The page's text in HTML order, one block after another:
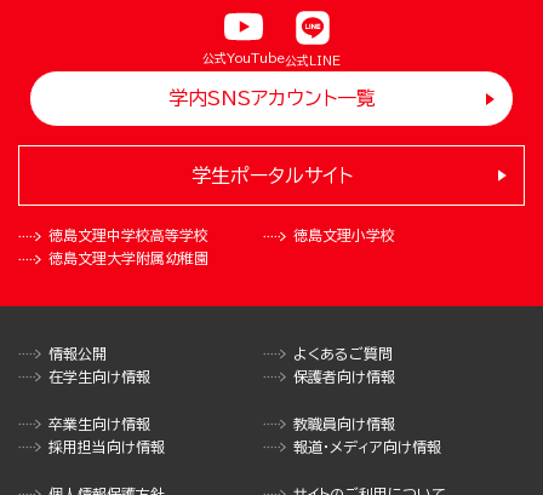
公式YouTube公式LINE
学内SNSアカウント一覧
徳島文理中学校高等学校
徳島文理小学校
徳島文理大学附属幼稚園
学生ポータルサイト
情報公開
よくあるご質問
在学生向け情報
保護者向け情報
卒業生向け情報
教職員向け情報
採用担当向け情報
報道・メディア向け情報